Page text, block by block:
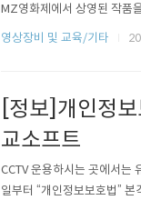
MZ영화제에서 상영된 작품
상영회를 진행하고 있다. 특
영상장비 및 교육/기타
[정보]개인정
교소프트
CCTV 운용하시는 곳에서
일부터 “개인정보보호법”